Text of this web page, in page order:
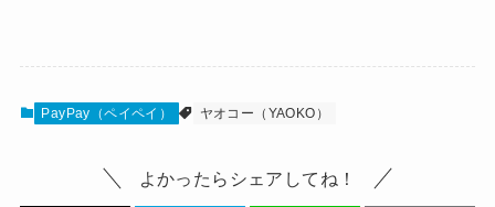
PayPay（ペイペイ） ヤオコー（YAOKO）
よかったらシェアしてね！